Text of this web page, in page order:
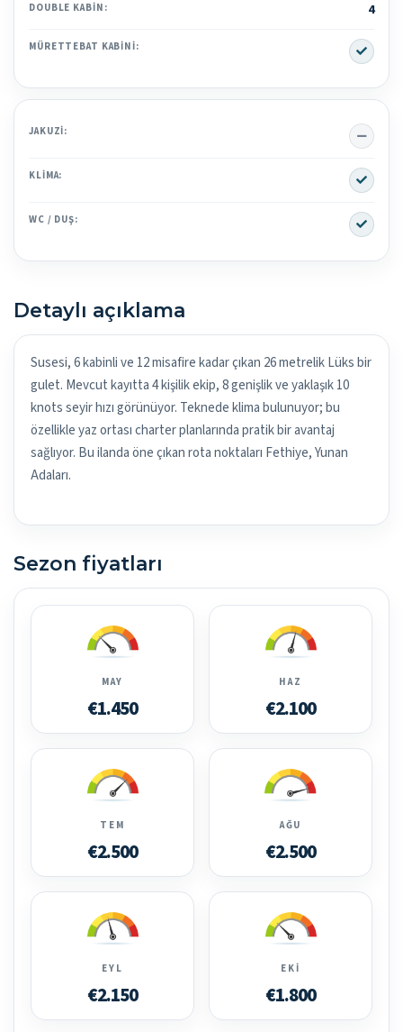
DOUBLE KABIN: 4
MÜRETTEBAT KABINI: Yes
JAKUZI: No
KLIMA: Yes
WC / DUŞ: Yes
Detaylı açıklama
Susesi, 6 kabinli ve 12 misafire kadar çıkan 26 metrelik Lüks bir
gulet. Mevcut kayıtta 4 kişilik ekip, 8 genişlik ve yaklaşık 10
knots seyir hızı görünüyor. Teknede klima bulunuyor; bu
özellikle yaz ortası charter planlarında pratik bir avantaj
sağlıyor. Bu ilanda öne çıkan rota noktaları Fethiye, Yunan
Adaları.
Sezon fiyatları
MAY
€1.450
HAZ
€2.100
TEM
€2.500
AĞU
€2.500
EYL
€2.150
EKI
€1.800